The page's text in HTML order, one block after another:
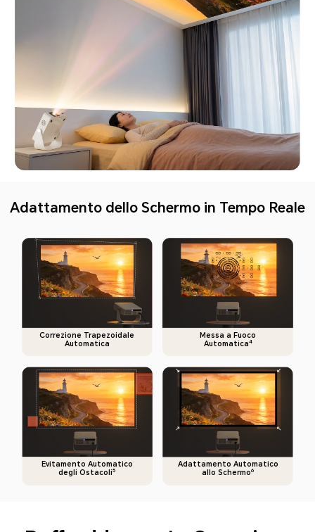
Adattamento dello Schermo in Tempo Reale
Correzione Trapezoidale
Automatica
Messa a Fuoco
Automatica4
Evitamento Automatico
degli Ostacoli5
Adattamento Automatico
allo Schermo6